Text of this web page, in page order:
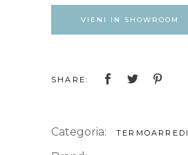
VIENI IN SHOWROOM
SHARE:
Categoria: TERMOARREDI